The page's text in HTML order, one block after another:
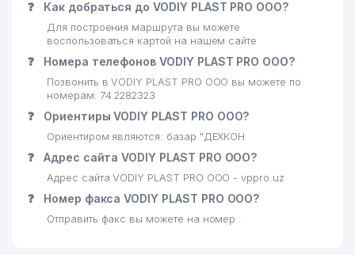
❓ Как добраться до VODIY PLAST PRO ООО?
Для построения маршрута вы можете
воспользоваться картой на нашем сайте
❓ Номера телефонов VODIY PLAST PRO ООО?
Позвонить в VODIY PLAST PRO ООО вы можете по
номерам: 74 2282323
❓ Ориентиры VODIY PLAST PRO ООО?
Ориентиром являются: базар "ДЕХКОН
❓ Адрес сайта VODIY PLAST PRO ООО?
Адрес сайта VODIY PLAST PRO ООО - vppro.uz
❓ Номер факса VODIY PLAST PRO ООО?
Отправить факс вы можете на номер .